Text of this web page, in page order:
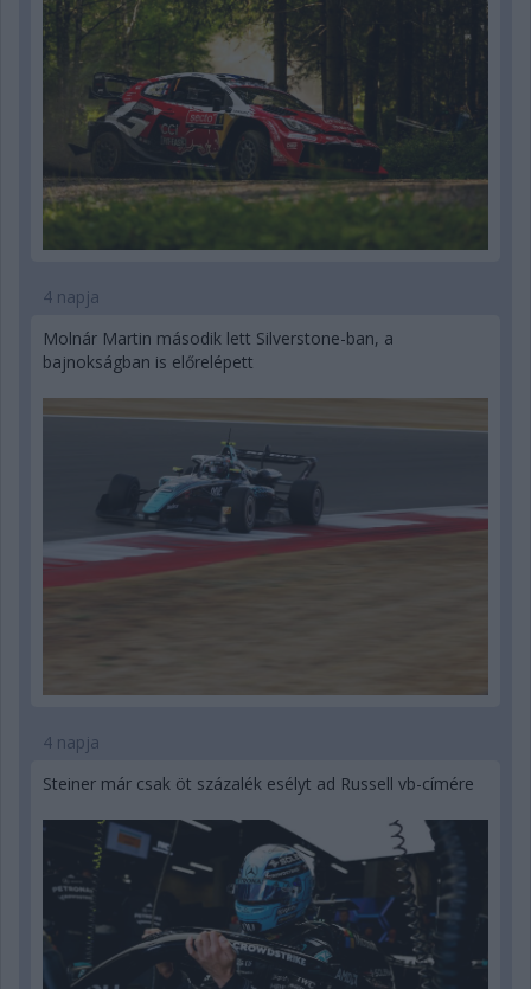
4 napja
Molnár Martin második lett Silverstone-ban, a
bajnokságban is előrelépett
4 napja
Steiner már csak öt százalék esélyt ad Russell vb-címére